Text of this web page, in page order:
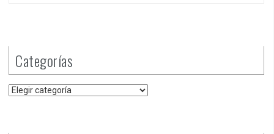
Categorías
Categorías